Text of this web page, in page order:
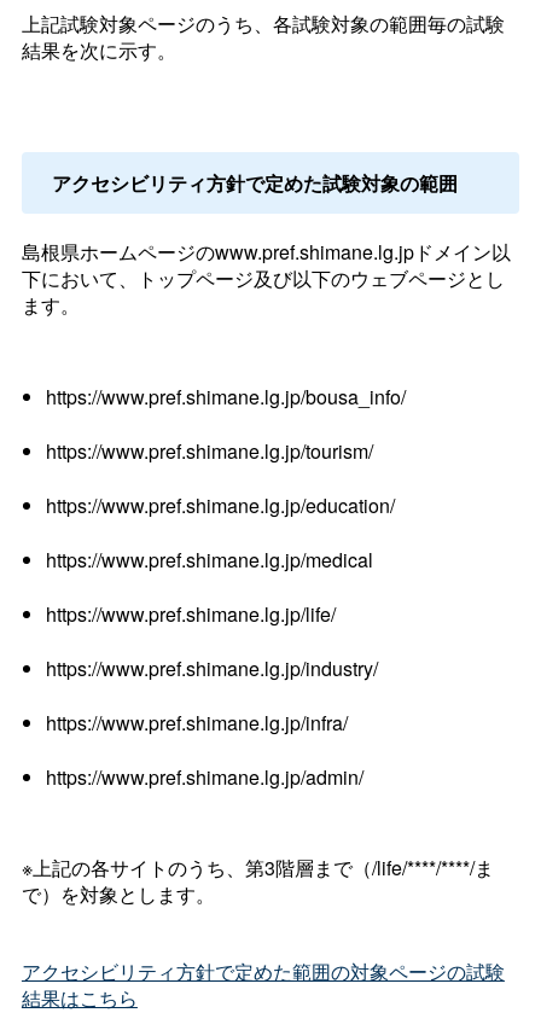
上記試験対象ページのうち、各試験対象の範囲毎の試験
結果を次に示す。
アクセシビリティ方針で定めた試験対象の範囲
島根県ホームページのwww.pref.shimane.lg.jpドメイン以
下において、トップページ及び以下のウェブページとし
ます。
https://www.pref.shimane.lg.jp/bousa_info/
https://www.pref.shimane.lg.jp/tourism/
https://www.pref.shimane.lg.jp/education/
https://www.pref.shimane.lg.jp/medical
https://www.pref.shimane.lg.jp/life/
https://www.pref.shimane.lg.jp/industry/
https://www.pref.shimane.lg.jp/infra/
https://www.pref.shimane.lg.jp/admin/
※上記の各サイトのうち、第3階層まで（/life/****/****/ま
で）を対象とします。
アクセシビリティ方針で定めた範囲の対象ページの試験
結果はこちら